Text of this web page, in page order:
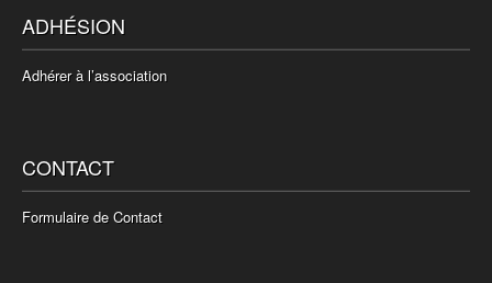
ADHÉSION
Adhérer à l’association
CONTACT
Formulaire de Contact